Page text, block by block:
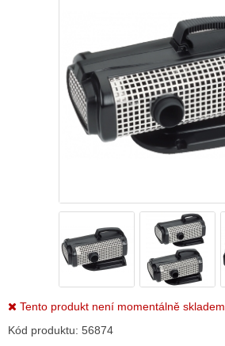
Tento produkt není momentálně skladem
Kód produktu: 56874